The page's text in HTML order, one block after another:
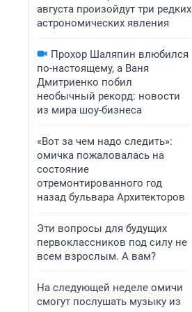
августа произойдут три редких
астрономических явления
Прохор Шаляпин влюбился
по-настоящему, а Ваня
Дмитриенко побил
необычный рекорд: новости
из мира шоу-бизнеса
«Вот за чем надо следить»:
омичка пожаловалась на
состояние
отремонтированного год
назад бульвара Архитекторов
Эти вопросы для будущих
первоклассников под силу не
всем взрослым. А вам?
На следующей неделе омичи
смогут послушать музыку из